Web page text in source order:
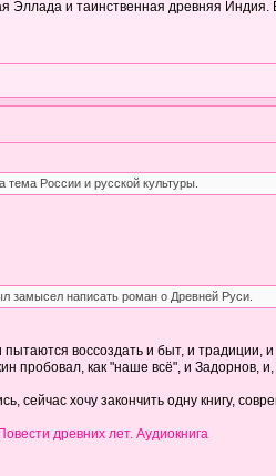
Эллада и таинственная древняя
тема России и русской культуры.
замысел написать роман о Древней Руси.
воссоздать и быт, и традиции,
пробовал, как "наше всё", и Задорнов,
сейчас хочу закончить одну книгу,
древних лет. Аудиокнига